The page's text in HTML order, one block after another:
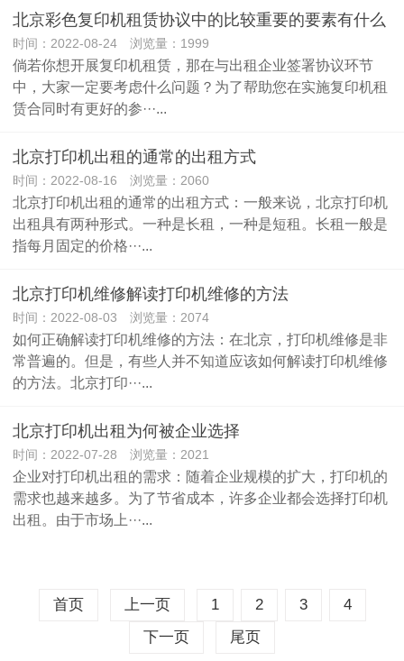
北京彩色复印机租赁协议中的比较重要的要素有什么
时间：2022-08-24 浏览量：1999
倘若你想开展复印机租赁，那在与出租企业签署协议环节
中，大家一定要考虑什么问题？为了帮助您在实施复印机租
赁合同时有更好的参···...
北京打印机出租的通常的出租方式
时间：2022-08-16 浏览量：2060
北京打印机出租的通常的出租方式：一般来说，北京打印机
出租具有两种形式。一种是长租，一种是短租。长租一般是
指每月固定的价格···...
北京打印机维修解读打印机维修的方法
时间：2022-08-03 浏览量：2074
如何正确解读打印机维修的方法：在北京，打印机维修是非
常普遍的。但是，有些人并不知道应该如何解读打印机维修
的方法。北京打印···...
北京打印机出租为何被企业选择
时间：2022-07-28 浏览量：2021
企业对打印机出租的需求：随着企业规模的扩大，打印机的
需求也越来越多。为了节省成本，许多企业都会选择打印机
出租。由于市场上···...
首页 上一页 1 2 3
4
下一页
尾页